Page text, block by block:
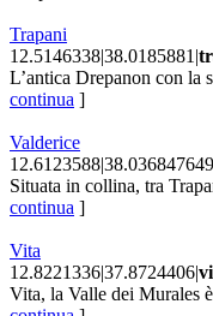
Trapani
12.5146338|38.0185881|
L’antica Drepanon con la
continua ]
Valderice
Situata in collina, tra
continua ]
Vita
12.8221336|37.8724406|
Vita, la Valle dei Murales